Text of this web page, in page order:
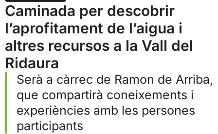
Caminada per descobrir
l’aprofitament de l’aigua i
altres recursos a la Vall del
Ridaura
Serà a càrrec de Ramon de Arriba,
que compartirà coneixements i
experiències amb les persones
participants